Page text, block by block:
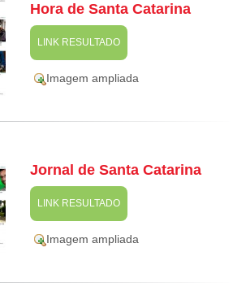
Hora de Santa Catarina
LINK RESULTADO
Imagem ampliada
Jornal de Santa Catarina
LINK RESULTADO
Imagem ampliada